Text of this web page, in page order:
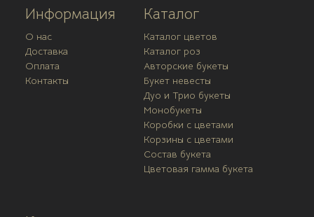
Информация
О нас
Доставка
Оплата
Контакты
Каталог
Каталог цветов
Каталог роз
Авторские букеты
Букет невесты
Дуо и Трио букеты
Монобукеты
Коробки с цветами
Корзины с цветами
Состав букета
Цветовая гамма букета